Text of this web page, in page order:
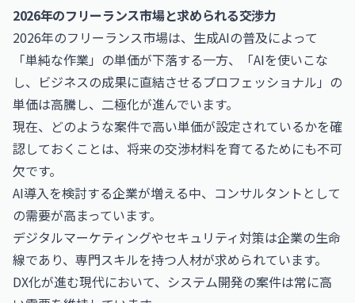
2026年のフリーランス市場と求められる交渉力
2026年のフリーランス市場は、生成AIの普及によって
「単純な作業」の単価が下落する一方、「AIを使いこな
し、ビジネスの成果に直結させるプロフェッショナル」の
単価は高騰し、二極化が進んでいます。
現在、どのような案件で高い単価が設定されているかを確
認しておくことは、将来の交渉材料を育てるためにも不可
欠です。
AI導入を検討する企業が増える中、コンサルタントとして
の需要が高まっています。
デジタルマーケティングやセキュリティ対策は企業の生命
線であり、専門スキルを持つ人材が求められています。
DX化が進む現代において、システム開発の案件は常に高